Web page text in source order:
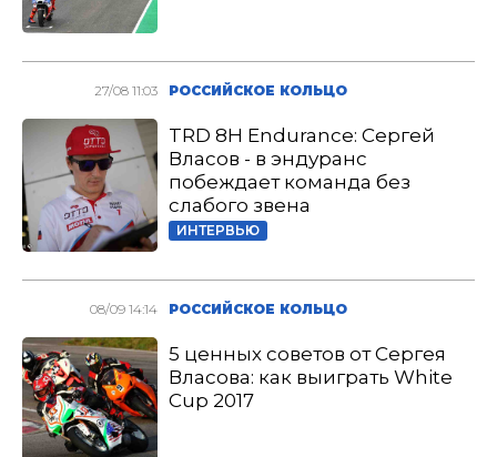
27/08 11:03 РОССИЙСКОЕ КОЛЬЦО
TRD 8H Endurance: Сергей
Власов - в эндуранс
побеждает команда без
слабого звена
ИНТЕРВЬЮ
08/09 14:14 РОССИЙСКОЕ КОЛЬЦО
5 ценных советов от Сергея
Власова: как выиграть White
Cup 2017